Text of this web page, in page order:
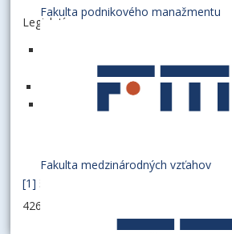
Fakulta podnikového manažmentu
Fakulta medzinárodných vzťahov
Legislatíva:
a doplnení niektorých zákonov v
o
[1] § 47a zákona č. 461/2003 Z. z. v
426/2020 Z. z.